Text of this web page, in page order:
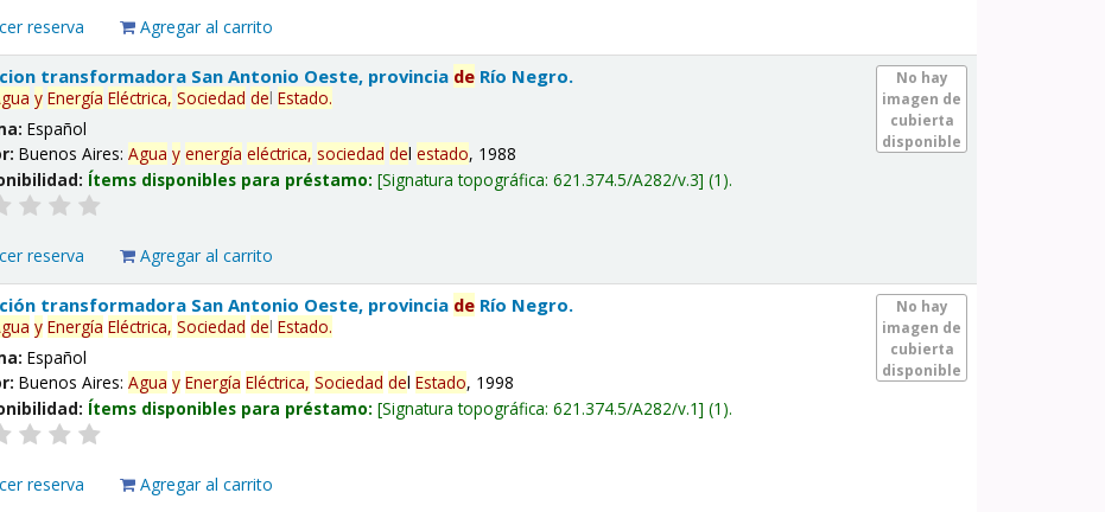
reserva Agregar al carrito
No hay
imagen de
cubierta
disponible
transformadora San Antonio Oeste, provincia de Río Negro.
y Energía Eléctrica, Sociedad delEstado.
Español
Buenos Aires:Agua y energía eléctrica, sociedad delestado, 1988
Ítems disponibles para préstamo: Signatura topográfica:621.374.5/A282/v.3 (1).
reserva Agregar al carrito
No hay
imagen de
cubierta
disponible
transformadora San Antonio Oeste, provincia de Río Negro.
y Energía Eléctrica, Sociedad delEstado.
Español
Buenos Aires:Agua y Energía Eléctrica, Sociedad delEstado, 1998
Ítems disponibles para préstamo: Signatura topográfica:621.374.5/A282/v.1 (1).
reserva Agregar al carrito